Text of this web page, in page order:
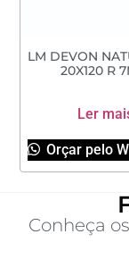
LM DEVON
20X120 R
Ler
Orçar pelo
Conheça